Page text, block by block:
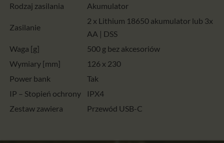
Rodzaj zasilania
Akumulator
Zasilanie
2 x Lithium 18650 akumulator lub 3x
AA | DSS
Waga [g]
500 g bez akcesoriów
Wymiary [mm]
126 x 230
Power bank
Tak
IP – Stopień ochrony
IPX4
Zestaw zawiera
Przewód USB-C